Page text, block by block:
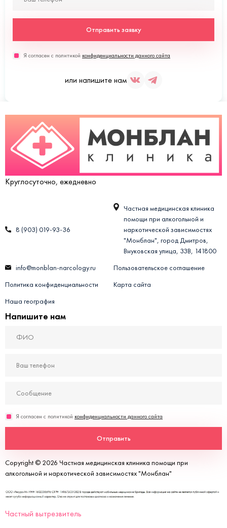
Отправить заявку
Я согласен с политикой конфиденциальности данного сайта
или напишите нам
Круглосуточно, ежедневно
8 (903) 019-93-36
Частная медицинская клиника
помощи при алкогольной и
наркотической зависимостях
"Монблан", город Дмитров,
Внуковская улица, 33В, 141800
info@monblan-narcology.ru
Пользовательское соглашение
Политика конфиденциальности
Карта сайта
Наша география
Напишите нам
Отправить
Я согласен с политикой конфиденциальности данного сайта
Copyright © 2026 Частная медицинская клиника помощи при
алкогольной и наркотической зависимостях "Монблан"
Частный вытрезвитель